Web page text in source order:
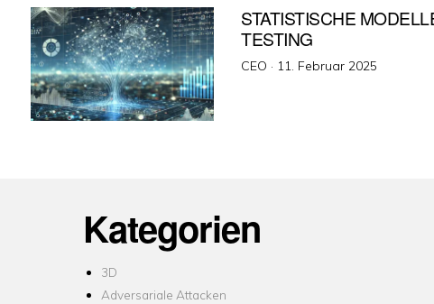
STATISTISCHE
TESTING
CEO · Veröffentlicht
11. Februar 2025
Kategorien
3D
Adversariale Attacken